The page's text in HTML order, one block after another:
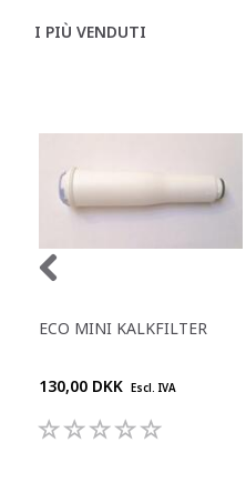
I PIÙ VENDUTI
ECO MINI KALKFILTER
130,00 DKK Escl. IVA